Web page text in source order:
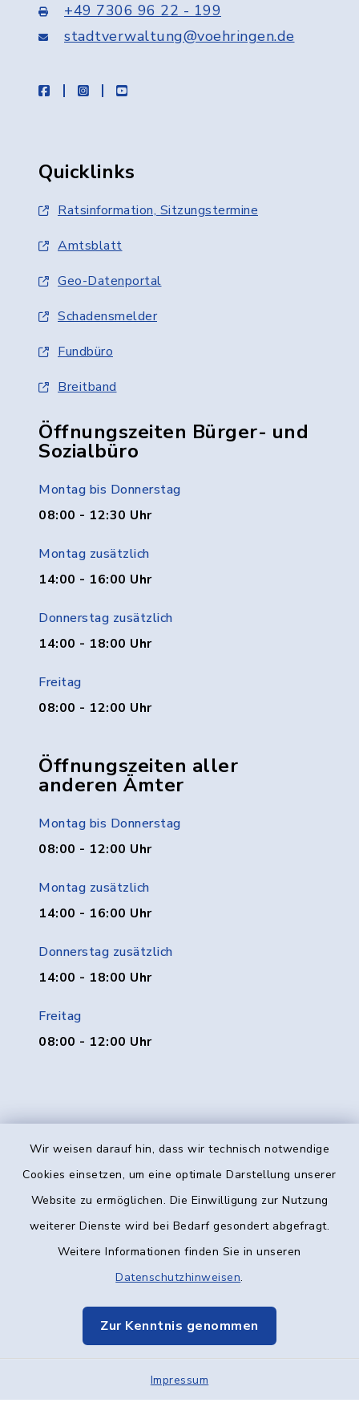
Wir weisen darauf hin, dass wir technisch notwendige
Cookies einsetzen, um eine optimale Darstellung unserer
Website zu ermöglichen. Die Einwilligung zur Nutzung
weiterer Dienste wird bei Bedarf gesondert abgefragt.
Weitere Informationen finden Sie in unseren
Datenschutzhinweisen.
Zur Kenntnis genommen
Impressum
+49 7306 96 22 - 199
stadtverwaltung@voehringen.de
facebookinstagramyoutube
Quicklinks
Ratsinformation, Sitzungstermine
Amtsblatt
Geo-Datenportal
Schadensmelder
Fundbüro
Breitband
Öffnungszeiten Bürger- und
Sozialbüro
Montag bis Donnerstag
08:00 - 12:30 Uhr
Montag zusätzlich
14:00 - 16:00 Uhr
Donnerstag zusätzlich
14:00 - 18:00 Uhr
Freitag
08:00 - 12:00 Uhr
Öffnungszeiten aller
anderen Ämter
Montag bis Donnerstag
08:00 - 12:00 Uhr
Montag zusätzlich
14:00 - 16:00 Uhr
Donnerstag zusätzlich
14:00 - 18:00 Uhr
Freitag
08:00 - 12:00 Uhr
Kontakt
Datenschutz
Elektronische Kommunikation
Sitemap